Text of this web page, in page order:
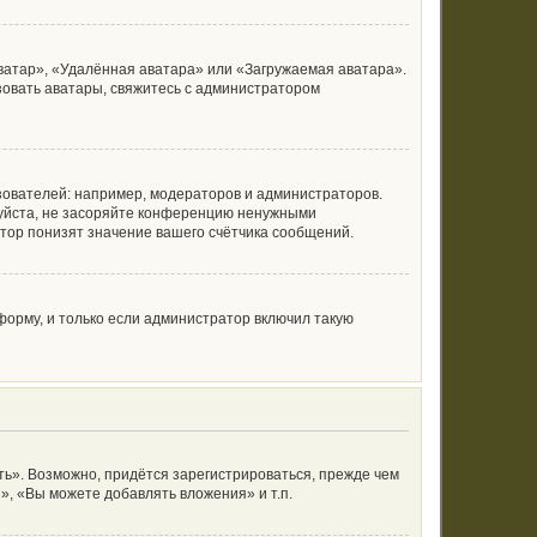
«Удалённая аватара» или «Загружаемая аватара».
аватары, свяжитесь с администратором
например, модераторов и администраторов.
не засоряйте конференцию ненужными
понизят значение вашего счётчика сообщений.
и только если администратор включил такую
Возможно, придётся зарегистрироваться, прежде чем
«Вы можете добавлять вложения» и т.п.